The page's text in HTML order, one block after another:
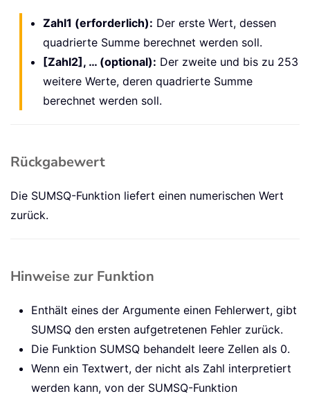
Zahl1 (erforderlich): Der erste Wert, dessen
quadrierte Summe berechnet werden soll.
[Zahl2], … (optional): Der zweite und bis zu 253
weitere Werte, deren quadrierte Summe
berechnet werden soll.
Rückgabewert
Die SUMSQ-Funktion liefert einen numerischen Wert
zurück.
Hinweise zur Funktion
Enthält eines der Argumente einen Fehlerwert, gibt
SUMSQ den ersten aufgetretenen Fehler zurück.
Die Funktion SUMSQ behandelt leere Zellen als 0.
Wenn ein Textwert, der nicht als Zahl interpretiert
werden kann, von der SUMSQ-Funktion